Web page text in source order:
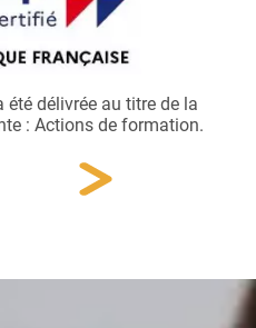
délivrée au titre de la
: Actions de formation.